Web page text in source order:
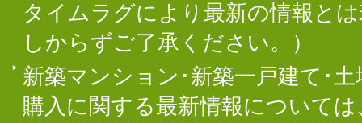
タイムラグにより最新の情報と
しからずご了承ください。）
新築マンション･新築一戸建て･
購入に関する最新情報について